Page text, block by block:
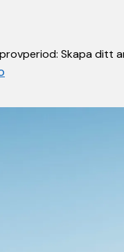
Skapa ditt